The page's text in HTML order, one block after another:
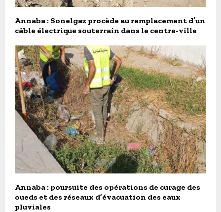
Annaba : Sonelgaz procède au remplacement d’un
câble électrique souterrain dans le centre-ville
Annaba : poursuite des opérations de curage des
oueds et des réseaux d’évacuation des eaux
pluviales